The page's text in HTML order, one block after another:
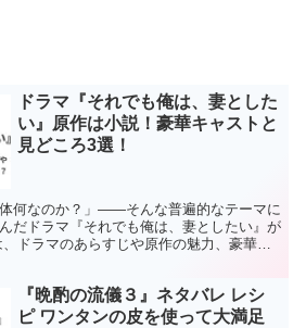
ドラマ『それでも俺は、妻とした
い』原作は小説！豪華キャストと
見どころ3選！
体何なのか？」――そんな普遍的なテーマに
だドラマ『それでも俺は、妻としたい』が
ドラマのあらすじや原作の魅力、豪華キ
『晩酌の流儀３』ネタバレ レシ
ピ ワンタンの皮を使って大満足